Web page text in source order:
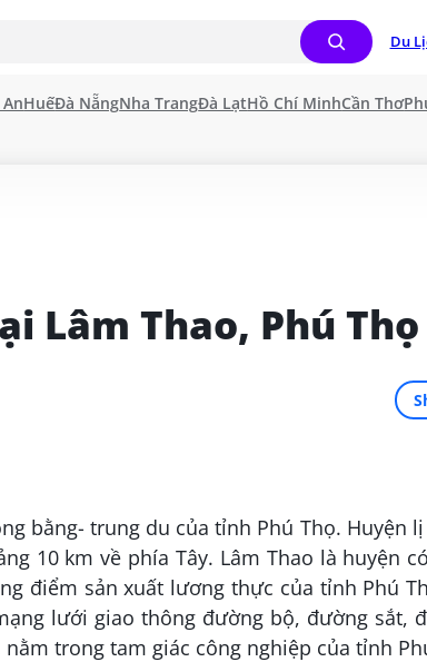
Du
HuếĐà NẵngNha TrangĐà LạtHồ Chí MinhCần Thơ
Lâm Thao, Phú Thọ
bằng- trung du của tỉnh Phú Thọ. Huyện
10 km về phía Tây. Lâm Thao là huyện
điểm sản xuất lương thực của tỉnh Phú
lưới giao thông đường bộ, đường sắt,
trong tam giác công nghiệp của tỉnh